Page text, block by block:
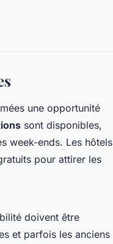
une opportunité
sont disponibles,
week-ends. Les hôtels
pour attirer les
doivent être
et parfois les anciens